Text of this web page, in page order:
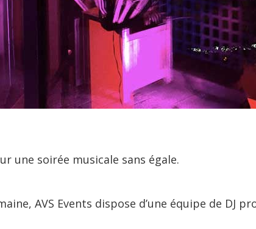
une soirée musicale sans égale.
AVS Events dispose d’une équipe de DJ